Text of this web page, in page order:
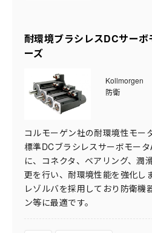
耐環境ブラシレスDCサー
ーズ
Kollmorgen
防衛
コルモーゲン社の耐環境性モー
標準DCブラシレスサーボモー
に、コネクタ、ベアリング、潤
更を行い、耐環境性能を強化し
レゾルバを採用しており防衛機
ン等に最適です。